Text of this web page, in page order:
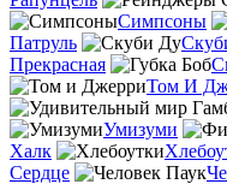
Симпсоны
Патруль
Прекрасная
Том И
Умизуми
Халк
Сердце